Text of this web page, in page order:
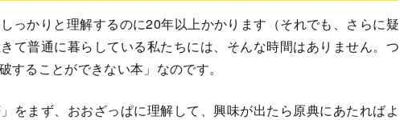
っかりと理解するのに20年以上かかります（それでも、さらに疑
て普通に暮らしている私たちには、そんな時間はありません。つ
することができない本」なのです。
をまず、おおざっぱに理解して、興味が出たら原典にあたればよ